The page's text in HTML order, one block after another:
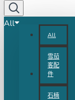
All
All
雪茄
客配
件
石楠